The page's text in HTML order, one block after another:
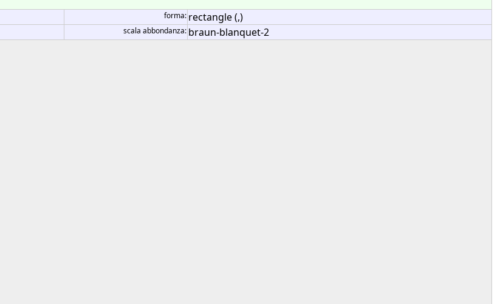
forma: rectangle (,)
scala abbondanza: braun-blanquet-2